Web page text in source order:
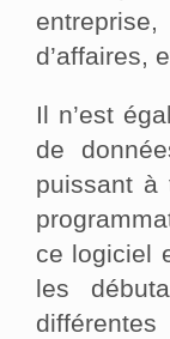
d’affaires,
Il n’est
de
puissant à
ce logiciel
les